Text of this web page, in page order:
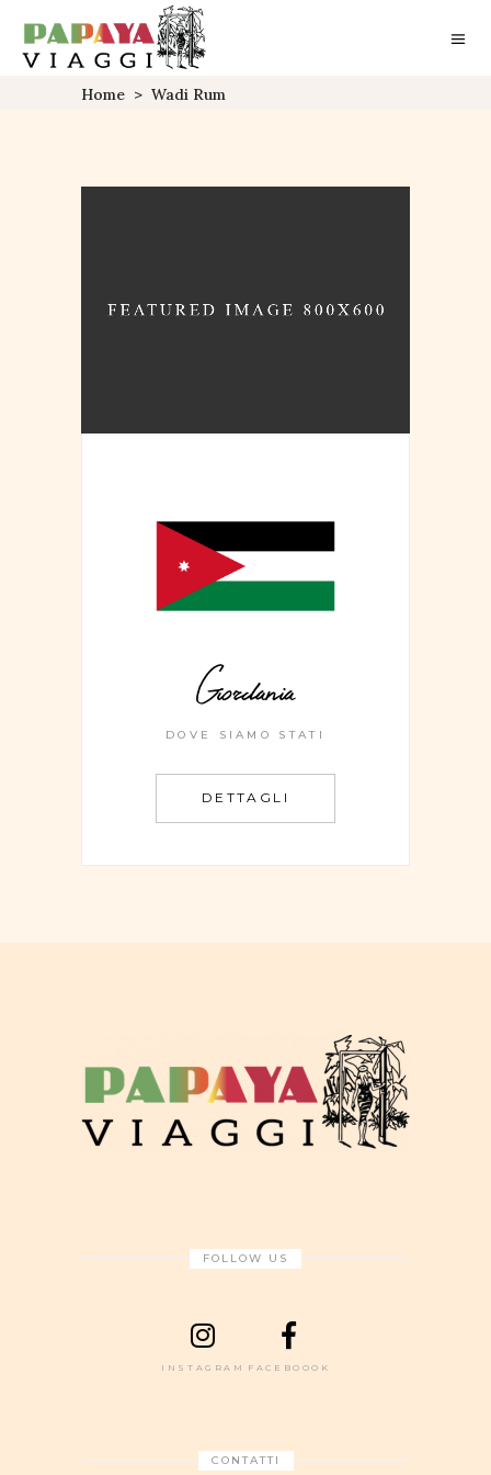
Home > Wadi Rum
Giordania
DOVE SIAMO STATI
DETTAGLI
FOLLOW US
INSTAGRAM FACEBOOOK
CONTATTI